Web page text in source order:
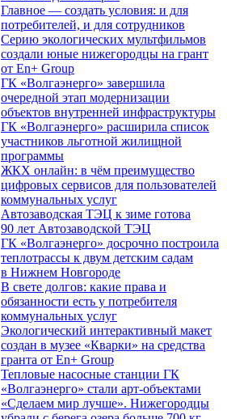
Главное — создать условия: и для
потребителей, и для сотрудников
Серию экологических мультфильмов
создали юные нижегородцы на грант
от En+ Group
ГК «Волгаэнерго» завершила
очередной этап модернизации
объектов внутренней инфраструктуры
ГК «Волгаэнерго» расширила список
участников льготной жилищной
программы
ЖКХ онлайн: в чём преимущество
цифровых сервисов для пользователей
коммунальных услуг
Автозаводская ТЭЦ к зиме готова
90 лет Автозаводской ТЭЦ
ГК «Волгаэнерго» досрочно построила
теплотрассы к двум детским садам
в Нижнем Новгороде
В свете долгов: какие права и
обязанности есть у потребителя
коммунальных услуг
Экологический интерактивный макет
создан в музее «Кварки» на средства
гранта от En+ Group
Тепловые насосные станции ГК
«Волгаэнерго» стали арт-объектами
«Сделаем мир лучше». Нижегородцы